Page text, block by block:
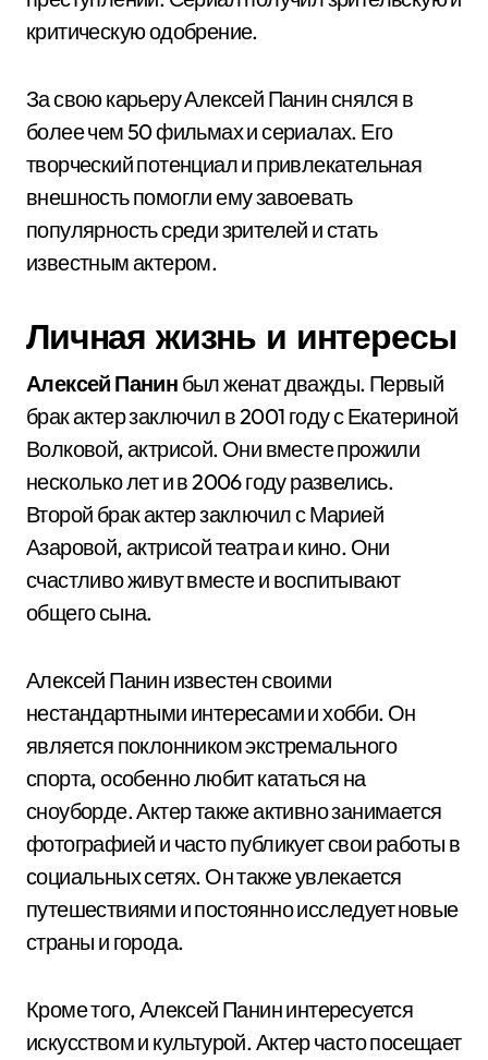
критическую одобрение.
За свою карьеру Алексей Панин снялся в
более чем 50 фильмах и сериалах. Его
творческий потенциал и привлекательная
внешность помогли ему завоевать
популярность среди зрителей и стать
известным актером.
Личная жизнь и интересы
Алексей Панин был женат дважды. Первый
брак актер заключил в 2001 году с Екатериной
Волковой, актрисой. Они вместе прожили
несколько лет и в 2006 году развелись.
Второй брак актер заключил с Марией
Азаровой, актрисой театра и кино. Они
счастливо живут вместе и воспитывают
общего сына.
Алексей Панин известен своими
нестандартными интересами и хобби. Он
является поклонником экстремального
спорта, особенно любит кататься на
сноуборде. Актер также активно занимается
фотографией и часто публикует свои работы в
социальных сетях. Он также увлекается
путешествиями и постоянно исследует новые
страны и города.
Кроме того, Алексей Панин интересуется
искусством и культурой. Актер часто посещает